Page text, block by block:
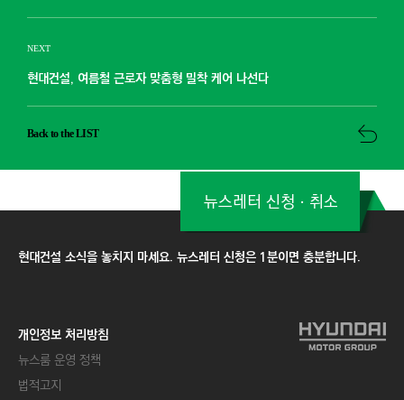
NEXT
현대건설, 여름철 근로자 맞춤형 밀착 케어 나선다
Back to the LIST
현대건설 소식을 놓치지 마세요. 뉴스레터 신청은 1분이면 충분합니다.
뉴스레터 신청ㆍ취소
개인정보 처리방침
뉴스룸 운영 정책
법적고지